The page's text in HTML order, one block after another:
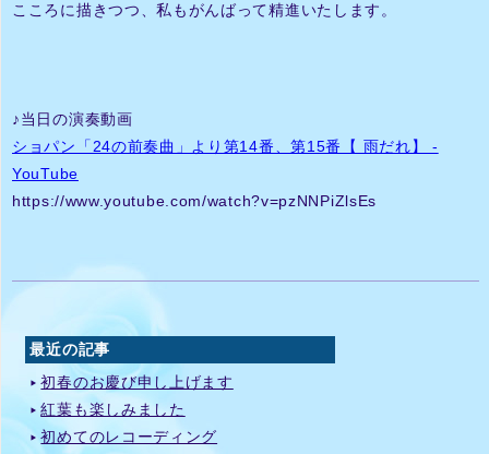
こころに描きつつ、私もがんばって精進いたします。
♪当日の演奏動画
ショパン「24の前奏曲」より第14番、第15番【 雨だれ】 -
YouTube
https://www.youtube.com/watch?v=pzNNPiZlsEs
最近の記事
初春のお慶び申し上げます
紅葉も楽しみました
初めてのレコーディング